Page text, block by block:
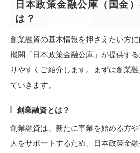
日本政策金融公庫（国金
は？
創業融資の基本情報を押さえたい方
機関「日本政策金融公庫」が提供す
りやすくご紹介します。まずは創業
ていきます。
創業融資とは？
創業融資は、新たに事業を始める方
人をサポートするため、日本政策金